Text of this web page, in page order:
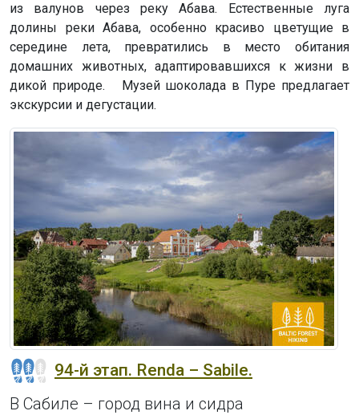
из валунов через реку Абава. Естественные луга
долины реки Абава, особенно красиво цветущие в
середине лета, превратились в место обитания
домашних животных, адаптировавшихся к жизни в
дикой природе. Музей шоколада в Пуре предлагает
экскурсии и дегустации.
94-й этап. Renda – Sabile.
В Сабиле – город вина и сидра